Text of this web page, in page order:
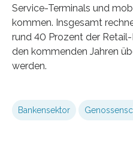
Service-Terminals und
kommen. Insgesamt
rund 40 Prozent der
den kommenden Jahren
werden.
Bankensektor